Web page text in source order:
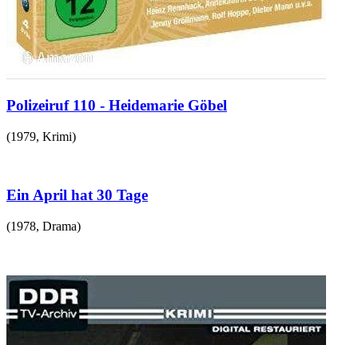
Polizeiruf 110 - Heidemarie Göbel
(1979, Krimi)
Ein April hat 30 Tage
(1978, Drama)